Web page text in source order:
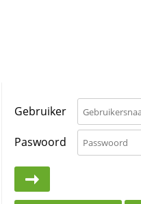
Gebruiker
Paswoord